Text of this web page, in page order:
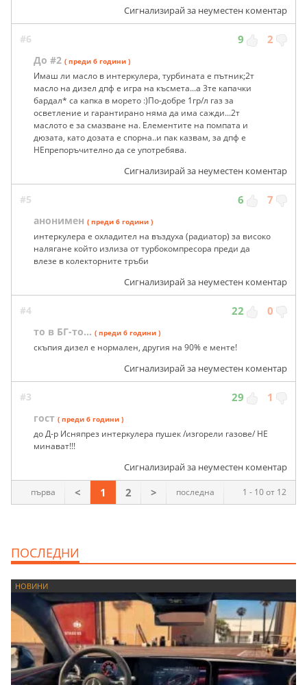
Сигнализирай за неуместен коментар
#6 9 2
До #2 ( преди 6 години )
Имаш ли масло в интеркулера, турбината е пътник;2т
масло на дизел дпф е игра на късмета...а 3те капачки
бардал* са капка в морето :)По-добре 1гр/л газ за
осветление и гарантирано няма да има сажди...2т
маслото е за смазване на. Елементите на помпата и
дюзата, като дозата е спорна..и пак казвам, за дпф е
НЕпрепоръчително да се употребява.
Сигнализирай за неуместен коментар
#5 6 7
анонимен ( преди 6 години )
интеркулера е охладител на въздуха (радиатор) за високо
налягане който излиза от турбокомпресора преди да
влезе в колекторните тръби
Сигнализирай за неуместен коментар
#4 22 0
то в БГ-то... ( преди 6 години )
скъпия дизел е нормален, другия на 90% е менте!
Сигнализирай за неуместен коментар
#3 29 1
гост ( преди 6 години )
до Д-р Исняпрез интеркулера пушек /изгорели газове/ НЕ
минават!!!
Сигнализирай за неуместен коментар
1 - 10 от 12
първа < 1 2 > последна
ПОСЛЕДНИ
НОВИНИ